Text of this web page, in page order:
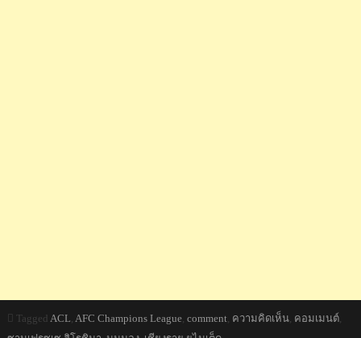
Tagged ACL AFC Champions League, comment ความคิดเห็น, คอมเมนต์,